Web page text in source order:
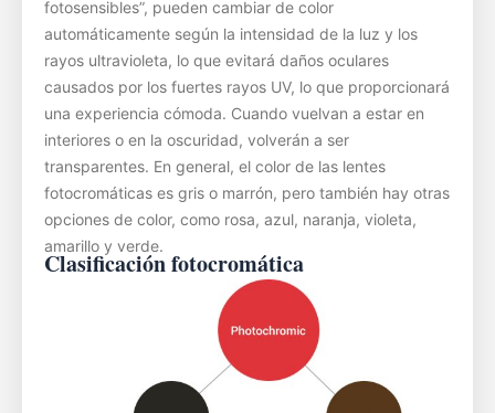
fotosensibles”, pueden cambiar de color
automáticamente según la intensidad de la luz y los
rayos ultravioleta, lo que evitará daños oculares
causados ​​por los fuertes rayos UV, lo que proporcionará
una experiencia cómoda. Cuando vuelvan a estar en
interiores o en la oscuridad, volverán a ser
transparentes. En general, el color de las lentes
fotocromáticas es gris o marrón, pero también hay otras
opciones de color, como rosa, azul, naranja, violeta,
amarillo y verde.
Clasificación fotocromática